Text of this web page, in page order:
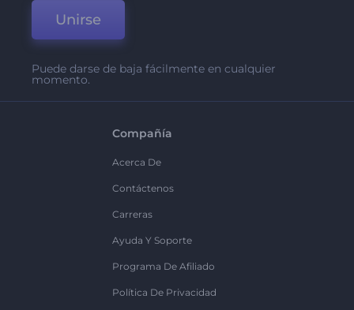
Unirse
Puede darse de baja fácilmente en cualquier
momento.
Compañía
Acerca De
Contáctenos
Carreras
Ayuda Y Soporte
Programa De Afiliado
Política De Privacidad